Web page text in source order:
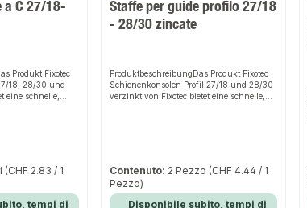
a C 27/18-
Produkt Fixotec
18, 28/30 und
eine schnelle,
an.
die einfache
Produkt zu einer
Installation.
(CHF 2.83 / 1
tempi di
Staffe per guide profilo 27/18
- 28/30 zincate
ProduktbeschreibungDas Produkt Fixotec
Schienenkonsolen Profil 27/18 und 28/30
verzinkt von Fixotec bietet eine schnelle,
passt sich flexibel an verschiedene
Anwendungsbereiche an. Das robuste
Design und die einfache Montage machen
dieses Produkt zu einer zuverlässigen
Contenuto: 2 Pezzo (CHF 4.44 / 1
Pezzo)
Disponibile subito, tempi di